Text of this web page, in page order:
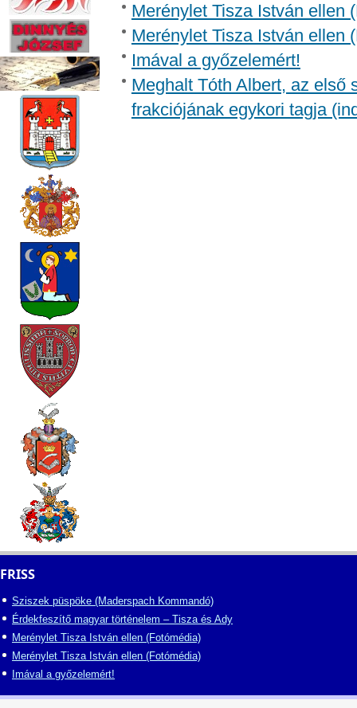
Merénylet Tisza István ellen
Merénylet Tisza István ellen
Imával a győzelemért!
Meghalt Tóth Albert, az első
frakciójának egykori tagja
FRISS
Sziszek püspöke (Maderspach Kommandó)
Érdekfeszítő magyar történelem – Tisza és Ady
Merénylet Tisza István ellen (Fotómédia)
Merénylet Tisza István ellen (Fotómédia)
Imával a győzelemért!